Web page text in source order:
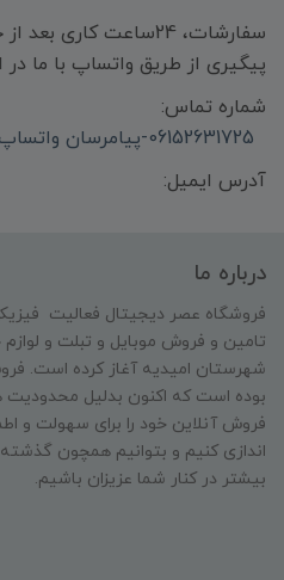
سفارشات، 24ساعت کاری
پیگیری از طریق واتساپ با ما در
شماره تماس:
06152631725-پیامرسان واتساپ 09339947850
آدرس ایمیل:
درباره ما
تامین و‌ فروش موبایل و تبلت و لوازم
شهرستان امیدیه آغاز کرده است.
بوده است که اکنون بدلیل
فروش آنلاین خود را برای سهولت و
اندازی کنیم و بتوانیم همچون
بیشتر در کنار شما عزیزان باشیم.